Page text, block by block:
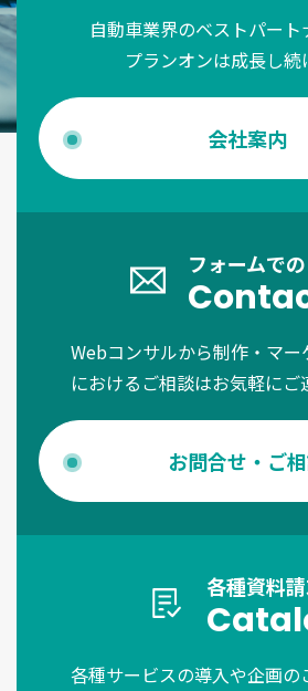
自動車業界のベストパート
プランオンは成長し続
会社案内
フォームで
Webコンサルから制作・マー
におけるご相談はお気軽にご
お問合せ・ご
各種資料
各種サービスの導入や企画の